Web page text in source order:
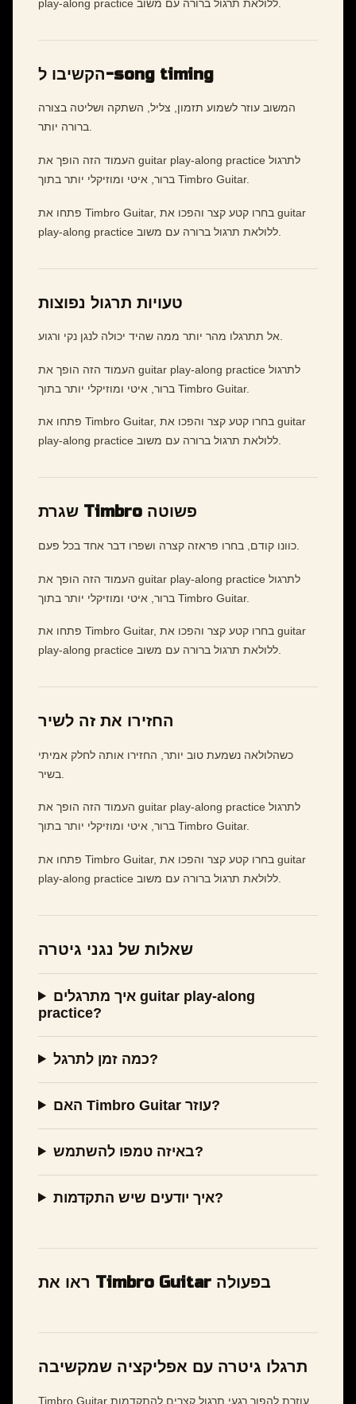
הקשיבו ל-song timing
המשוב עוזר לשמוע תזמון, צליל, השתקה ושליטה בצורה
ברורה יותר.
העמוד הזה הופך את guitar play-along practice לתרגול
ברור, איטי ומוזיקלי יותר בתוך Timbro Guitar.
פתחו את Timbro Guitar, בחרו קטע קצר והפכו את guitar
טעויות תרגול נפוצות
אל תתרגלו מהר יותר ממה שהיד יכולה לנגן נקי ורגוע.
העמוד הזה הופך את guitar play-along practice לתרגול
ברור, איטי ומוזיקלי יותר בתוך Timbro Guitar.
פתחו את Timbro Guitar, בחרו קטע קצר והפכו את guitar
play-along practice ללולאת תרגול ברורה עם משוב.
שגרת Timbro פשוטה
העמוד הזה הופך את guitar play-along practice לתרגול
ברור, איטי ומוזיקלי יותר בתוך Timbro Guitar.
פתחו את Timbro Guitar, בחרו קטע קצר והפכו את guitar
play-along practice ללולאת תרגול ברורה עם משוב.
החזירו את זה לשיר
כשהלולאה נשמעת טוב יותר, החזירו אותה לחלק אמיתי
העמוד הזה הופך את guitar play-along practice לתרגול
ברור, איטי ומוזיקלי יותר בתוך Timbro Guitar.
פתחו את Timbro Guitar, בחרו קטע קצר והפכו את guitar
שאלות של נגני גיטרה
איך מתרגלים guitar play-along
practice?
כמה זמן לתרגל?
האם Timbro Guitar עוזר?
באיזה טמפו להשתמש?
איך יודעים שיש התקדמות?
ראו את Timbro Guitar בפעולה
תרגלו גיטרה עם אפליקציה שמקשיבה
Timbro Guitar עוזרת להפוך רגעי תרגול קצרים להתקדמות